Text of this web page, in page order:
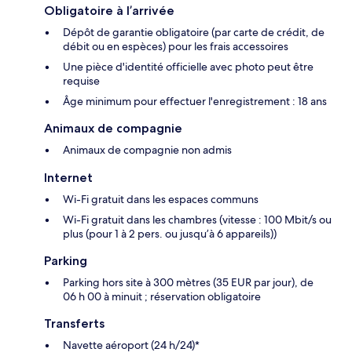
Obligatoire à l’arrivée
Dépôt de garantie obligatoire (par carte de crédit, de
débit ou en espèces) pour les frais accessoires
Une pièce d'identité officielle avec photo peut être
requise
Âge minimum pour effectuer l'enregistrement : 18 ans
Animaux de compagnie
Animaux de compagnie non admis
Internet
Wi-Fi gratuit dans les espaces communs
Wi-Fi gratuit dans les chambres (vitesse : 100 Mbit/s ou
plus (pour 1 à 2 pers. ou jusqu’à 6 appareils))
Parking
Parking hors site à 300 mètres (35 EUR par jour), de
06 h 00 à minuit ; réservation obligatoire
Transferts
Navette aéroport (24 h/24)*